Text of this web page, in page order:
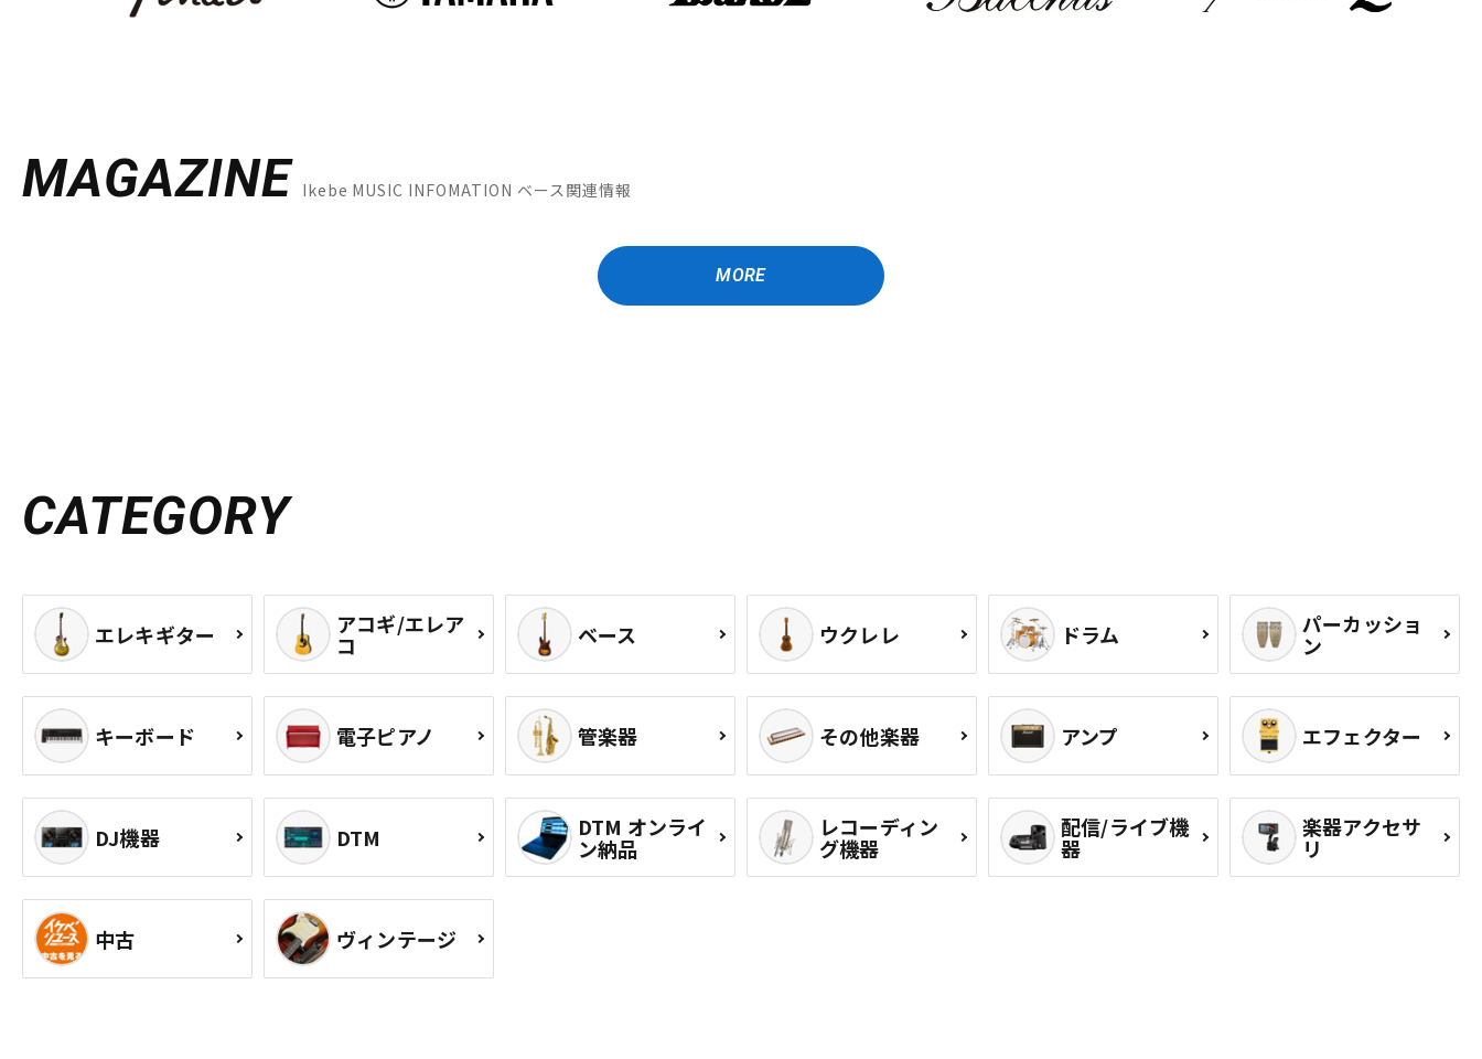
MAGAZINE Ikebe MUSIC INFOMATION ベース関連情報
MORE
CATEGORY
エレキギター アコギ/エレア
コ ベース ウクレレ ドラム パーカッショ
ン
キーボード 電子ピアノ 管楽器 その他楽器 アンプ エフェクター
DJ機器 DTM DTM オンライ
ン納品
レコーディン
グ機器
配信/ライブ機
器
楽器アクセサ
リ
中古 ヴィンテージ